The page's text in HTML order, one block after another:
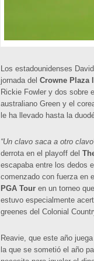
Los estadounidenses
jornada del Crowne Plaza
Rickie Fowler y dos sobre
australiano Green y el
le ha llevado hasta la
“Un clavo saca a otro
derrota en el playoff del
escapaba entre los dedos
comenzado con fuerza en el
PGA Tour en un torneo
estuvo especialmente
greenes del Colonial
Reavie, que este año
la que se sometió el año